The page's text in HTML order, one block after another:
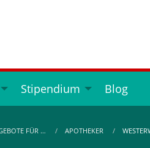
Stipendium Blog
FÜR … APOTHEKER